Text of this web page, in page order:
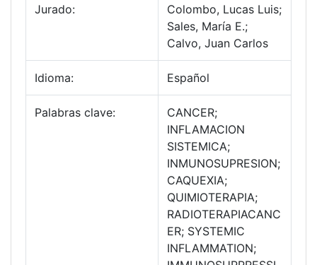
Jurado:
Colombo, Lucas Luis;
Sales, María E.;
Calvo, Juan Carlos
Idioma: Español
Palabras clave:
CANCER;
INFLAMACION
SISTEMICA;
INMUNOSUPRESION;
CAQUEXIA;
QUIMIOTERAPIA;
RADIOTERAPIACANC
ER; SYSTEMIC
INFLAMMATION;